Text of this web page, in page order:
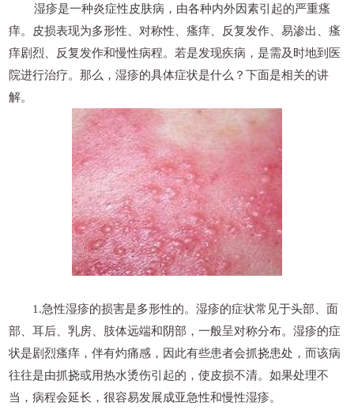
湿疹是一种炎症性皮肤病，由各种内外因素引起的严重瘙
痒。皮损表现为多形性、对称性、瘙痒、反复发作、易渗出、瘙
痒剧烈、反复发作和慢性病程。若是发现疾病，是需及时地到医
院进行治疗。那么，湿疹的具体症状是什么？下面是相关的讲
解。
1.急性湿疹的损害是多形性的。湿疹的症状常见于头部、面
部、耳后、乳房、肢体远端和阴部，一般呈对称分布。湿疹的症
状是剧烈瘙痒，伴有灼痛感，因此有些患者会抓挠患处，而该病
往往是由抓挠或用热水烫伤引起的，使皮损不清。如果处理不
当，病程会延长，很容易发展成亚急性和慢性湿疹。